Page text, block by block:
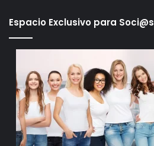
Espacio Exclusivo para Soci@s